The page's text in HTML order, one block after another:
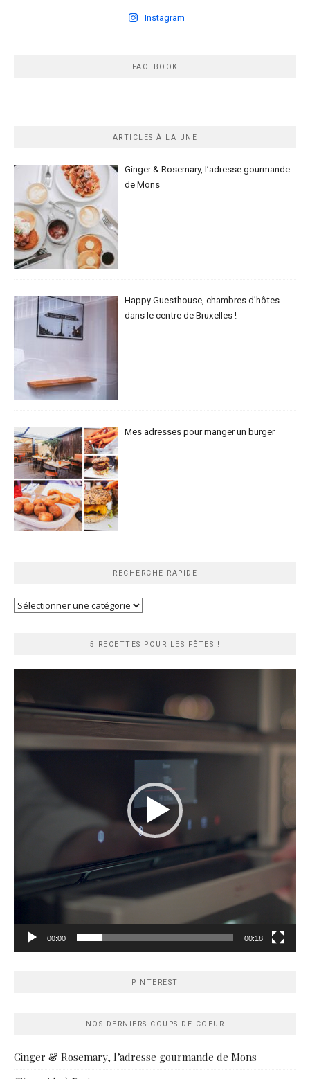
Instagram
FACEBOOK
ARTICLES À LA UNE
Ginger & Rosemary, l’adresse gourmande
de Mons
Happy Guesthouse, chambres d’hôtes
dans le centre de Bruxelles !
Mes adresses pour manger un burger
RECHERCHE RAPIDE
Recherche
5 RECETTES POUR LES FÊTES !
00:00 00:18
PINTEREST
NOS DERNIERS COUPS DE COEUR
Ginger & Rosemary, l’adresse gourmande de Mons